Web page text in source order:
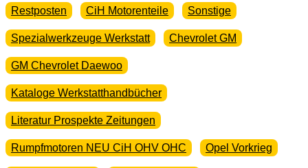
Restposten CiH Motorenteile Sonstige
Spezialwerkzeuge Werkstatt Chevrolet GM
GM Chevrolet Daewoo
Kataloge Werkstatthandbücher
Literatur Prospekte Zeitungen
Rumpfmotoren NEU CiH OHV OHC Opel Vorkrieg